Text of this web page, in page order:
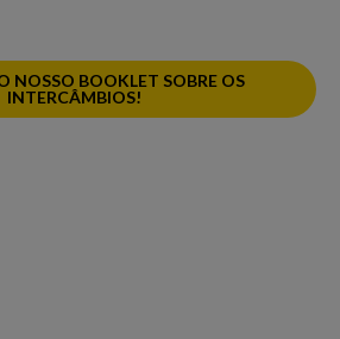
NOSSO BOOKLET SOBRE OS
INTERCÂMBIOS!